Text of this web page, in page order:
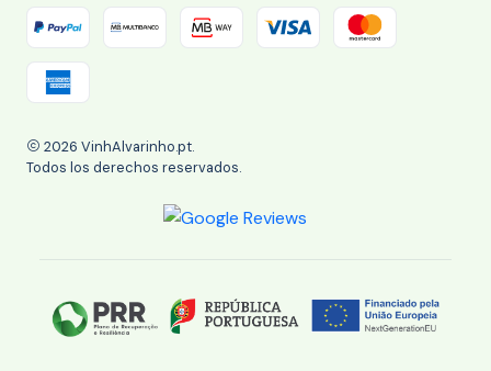
2026 VinhAlvarinho.pt.
Todos los derechos reservados.